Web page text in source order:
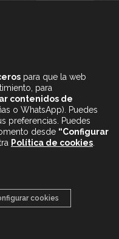
para que la web
para
contenidos de
o WhatsApp). Puedes
preferencias. Puedes
desde “Configurar
Política de cookies
cookies